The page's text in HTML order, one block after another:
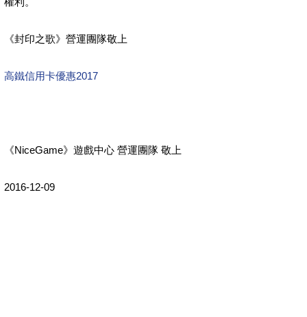
《封印之歌》營運團隊敬上
高鐵信用卡優惠2017
《NiceGame》遊戲中心 營運團隊 敬上
2016-12-09